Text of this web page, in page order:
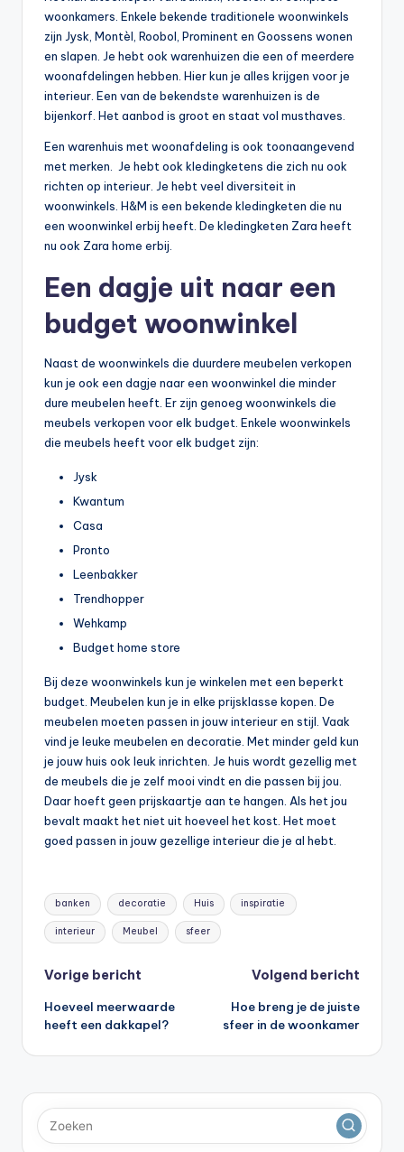
woonkamers. Enkele bekende traditionele woonwinkels
zijn Jysk, Montèl, Roobol, Prominent en Goossens wonen
en slapen. Je hebt ook warenhuizen die een of meerdere
woonafdelingen hebben. Hier kun je alles krijgen voor je
interieur. Een van de bekendste warenhuizen is de
bijenkorf. Het aanbod is groot en staat vol musthaves.
Een warenhuis met woonafdeling is ook toonaangevend
met merken. Je hebt ook kledingketens die zich nu ook
richten op interieur. Je hebt veel diversiteit in
woonwinkels. H&M is een bekende kledingketen die nu
een woonwinkel erbij heeft. De kledingketen Zara heeft
nu ook Zara home erbij.
Een dagje uit naar een
budget woonwinkel
Naast de woonwinkels die duurdere meubelen verkopen
kun je ook een dagje naar een woonwinkel die minder
dure meubelen heeft. Er zijn genoeg woonwinkels die
meubels verkopen voor elk budget. Enkele woonwinkels
die meubels heeft voor elk budget zijn:
Jysk
Kwantum
Casa
Pronto
Leenbakker
Trendhopper
Wehkamp
Budget home store
Bij deze woonwinkels kun je winkelen met een beperkt
budget. Meubelen kun je in elke prijsklasse kopen. De
meubelen moeten passen in jouw interieur en stijl. Vaak
vind je leuke meubelen en decoratie. Met minder geld kun
je jouw huis ook leuk inrichten. Je huis wordt gezellig met
de meubels die je zelf mooi vindt en die passen bij jou.
Daar hoeft geen prijskaartje aan te hangen. Als het jou
bevalt maakt het niet uit hoeveel het kost. Het moet
goed passen in jouw gezellige interieur die je al hebt.
Tags:
banken decoratie Huis inspiratie
interieur Meubel sfeer
Bericht
navigatie
Vorige bericht
Hoeveel meerwaarde
heeft een dakkapel?
Volgend bericht
Hoe breng je de juiste
sfeer in de woonkamer